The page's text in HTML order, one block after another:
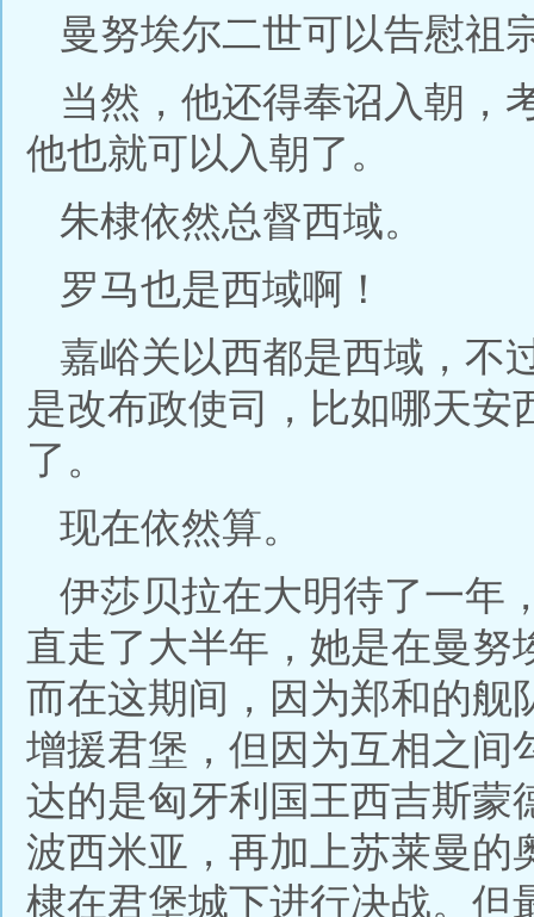
曼努埃尔二世可以告慰祖
当然，他还得奉诏入朝，
他也就可以入朝了。
朱棣依然总督西域。
罗马也是西域啊！
嘉峪关以西都是西域，不
是改布政使司，比如哪天安
了。
现在依然算。
伊莎贝拉在大明待了一年
直走了大半年，她是在曼努
而在这期间，因为郑和的舰
增援君堡，但因为互相之间
达的是匈牙利国王西吉斯蒙
波西米亚，再加上苏莱曼的
棣在君堡城下进行决战。但